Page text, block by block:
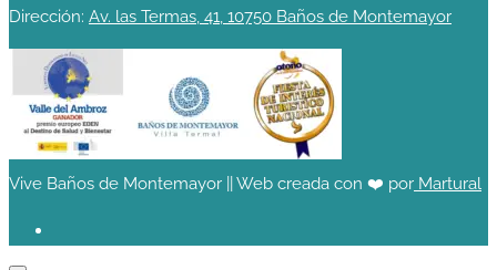
Dirección: Av. las Termas, 41, 10750 Baños de Montemayor
Vive Baños de Montemayor || Web creada con ❤️ por Martural